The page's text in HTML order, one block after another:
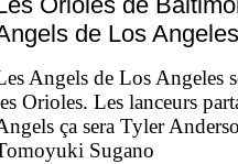
de Los Angeles
Angels de Los Angeles
Orioles. Les lanceurs
ça sera Tyler
Sugano